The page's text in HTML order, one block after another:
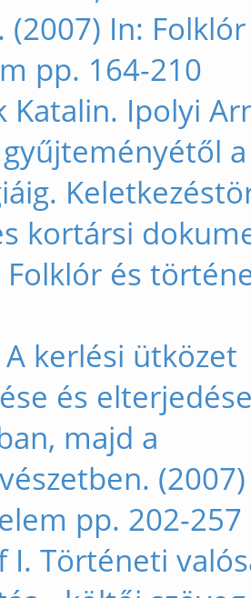
In:
pp. 164-210
Katalin. Ipolyi
kortársi
Folklór és
A kerlési ütközet
és
majd a
pp. 202-257
I. Történeti